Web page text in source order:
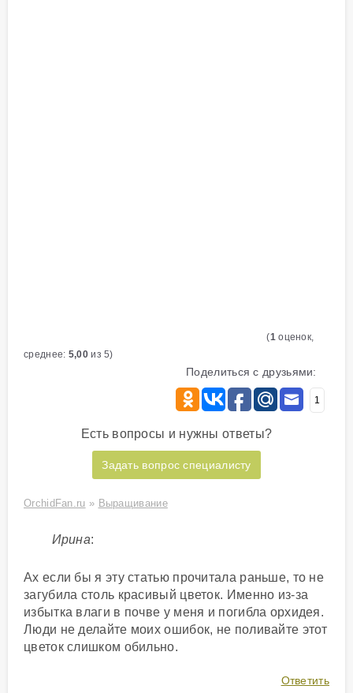
(1оценок,
среднее: 5,00из 5)
Поделиться с друзьями:
1
Есть вопросы и нужны ответы?
Задать вопрос специалисту
OrchidFan.ru » Выращивание
Ирина:
Ах если бы я эту статью прочитала раньше, то не
загубила столь красивый цветок. Именно из-за
избытка влаги в почве у меня и погибла орхидея.
Люди не делайте моих ошибок, не поливайте этот
цветок слишком обильно.
Ответить